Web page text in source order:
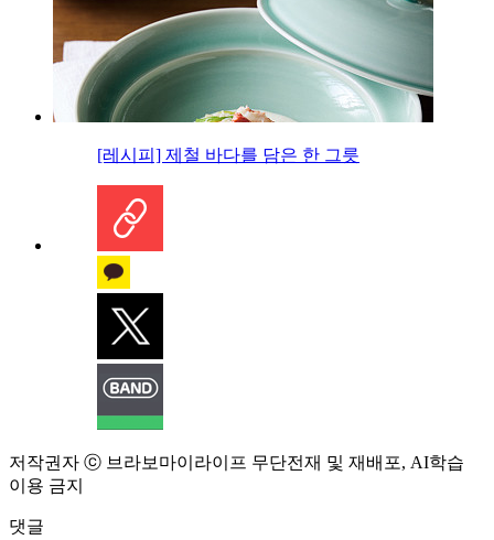
[레시피] 제철 바다를 담은 한 그릇
저작권자 ⓒ 브라보마이라이프 무단전재 및 재배포, AI학습
이용 금지
댓글